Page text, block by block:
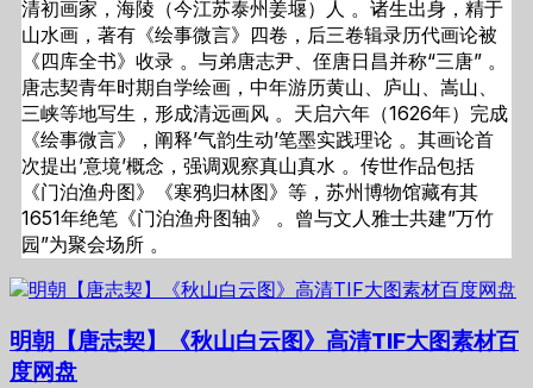
清初画家，海陵（今江苏泰州姜堰）人 。诸生出身，精于
山水画，著有《绘事微言》四卷，后三卷辑录历代画论被
《四库全书》收录 。与弟唐志尹、侄唐日昌并称“三唐” 。
唐志契青年时期自学绘画，中年游历黄山、庐山、嵩山、
三峡等地写生，形成清远画风 。天启六年（1626年）完成
《绘事微言》，阐释’气韵生动’笔墨实践理论 。其画论首
次提出’意境’概念，强调观察真山真水 。传世作品包括
《门泊渔舟图》《寒鸦归林图》等，苏州博物馆藏有其
1651年绝笔《门泊渔舟图轴》 。曾与文人雅士共建”万竹
园”为聚会场所 。
明朝【唐志契】《秋山白云图》高清TIF大图素材百
度网盘